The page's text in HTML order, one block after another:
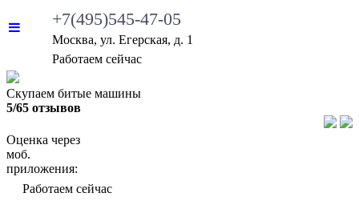
+7(495)545-47-05
Москва, ул. Егерская, д. 1
Работаем сейчас
Скупаем битые машины
5/65 отзывов
Оценка через
моб.
приложения:
Работаем сейчас